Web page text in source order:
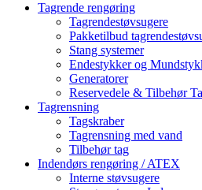
Tagrende rengøring
Tagrendestøvsugere
Pakketilbud
Stang systemer
Endestykker og
Generatorer
Reservedele & Tilbehør
Tagrensning
Tagskraber
Tagrensning med vand
Tilbehør tag
Indendørs rengøring / ATEX
Interne støvsugere